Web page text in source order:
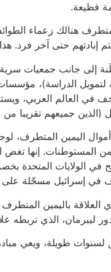
فظيعة.
هنالك زعماء
إبادتهم حتى آخر فرد.
إلى جانب جمعيات
الدراسة)،
في العالم العربي،
جميعهم تقريبا من
اليمين المتطرف،
المستوطنات. إنها تغض
الولايات المتحدة
في إسرائيل مسجّلة على
العلاقة باليمين
ليبرمان، الذي
طويلة، ويعي